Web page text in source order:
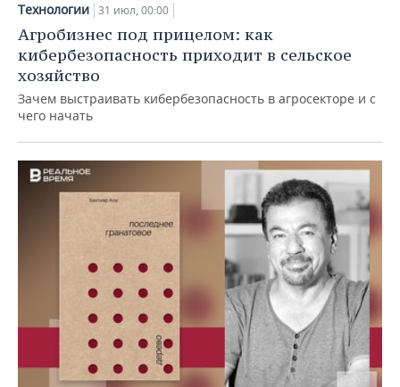
Технологии 31 июл, 00:00
Агробизнес под прицелом: как
кибербезопасность приходит в сельское
хозяйство
Зачем выстраивать кибербезопасность в агросекторе и с
чего начать